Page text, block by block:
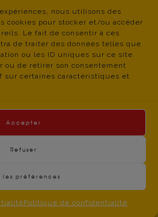
nous utilisons des
cookies pour stocker et/ou accéder
Le fait de consentir à ces
de traiter des données telles que
ou les ID uniques sur ce site.
ou de retirer son consentement
sur certaines caractéristiques et
Accepter
Refuser
les préférences
Politique de confidentialité
NICE